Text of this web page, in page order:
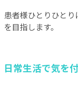
患者様ひとりひと
を目指します。
日常生活で気を